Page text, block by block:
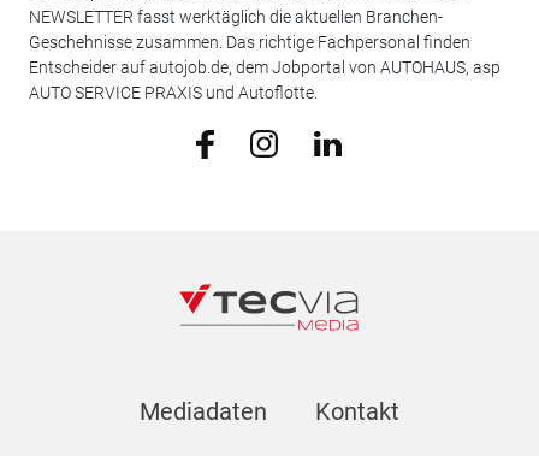
NEWSLETTER fasst werktäglich die aktuellen Branchen-
Geschehnisse zusammen. Das richtige Fachpersonal finden
Entscheider auf autojob.de, dem Jobportal von AUTOHAUS, asp
AUTO SERVICE PRAXIS und Autoflotte.
Mediadaten Kontakt